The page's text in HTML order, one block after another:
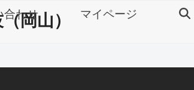
合わせ マイページ
岡山）